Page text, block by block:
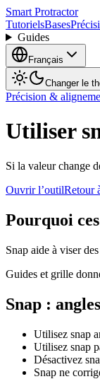
Smart Protractor
TutorielsBases
Guides
Français
Changer le
Précision &
Utiliser
Si la valeur change
Ouvrir l’outilRetour
Pourquoi
Snap aide à viser
Guides et grille
Snap :
Utilisez snap
Utilisez snap
Désactivez
Snap ne